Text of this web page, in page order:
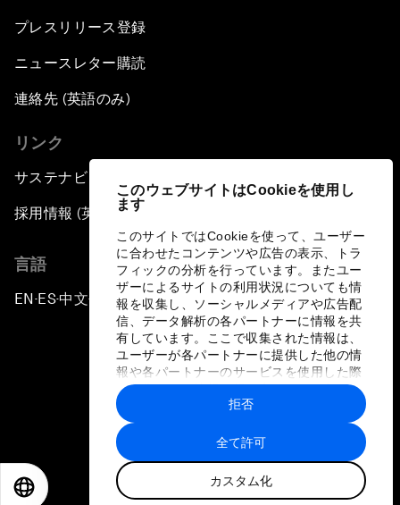
このウェブサイトはCookieを使用し
ます
このサイトではCookieを使って、ユーザー
に合わせたコンテンツや広告の表示、トラ
フィックの分析を行っています。またユー
ザーによるサイトの利用状況についても情
報を収集し、ソーシャルメディアや広告配
信、データ解析の各パートナーに情報を共
有しています。ここで収集された情報は、
ユーザーが各パートナーに提供した他の情
報や各パートナーのサービスを使用した際
に収集された情報と組み合わされ、各パー
トナーによって使用されることがありま
す。
全て許可
カスタム化
拒否
プレスリリース登録
ニュースレター購読
連絡先 (英語のみ)
リンク
サステナビリティへの取り組み
採用情報 (英語のみ)
言語
EN ▪ ES▪中文▪ 日本語
プライバシーポリシーと利用規約
サイトマップ
©
世界経済フォーラム